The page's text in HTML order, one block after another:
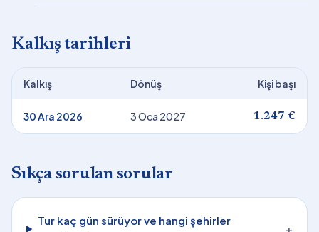
Kalkış tarihleri
Kalkış Dönüş Kişi başı
30 Ara 2026 3 Oca 2027 1.247 €
Sıkça sorulan sorular
Tur kaç gün sürüyor ve hangi şehirler
+